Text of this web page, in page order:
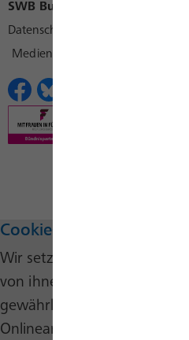
SWB Bus und Bahn
Datenschutz
Medienkontakt
Cookie-Hinweis
Wir setzen auf unserer
von ihnen sind wesentlich,
gewährleisten, während
Onlineangebot stetig zu